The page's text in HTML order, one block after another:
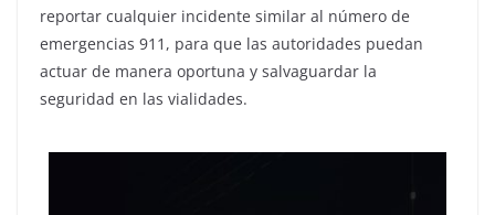
reportar cualquier incidente similar al número de
emergencias 911, para que las autoridades puedan
actuar de manera oportuna y salvaguardar la
seguridad en las vialidades.